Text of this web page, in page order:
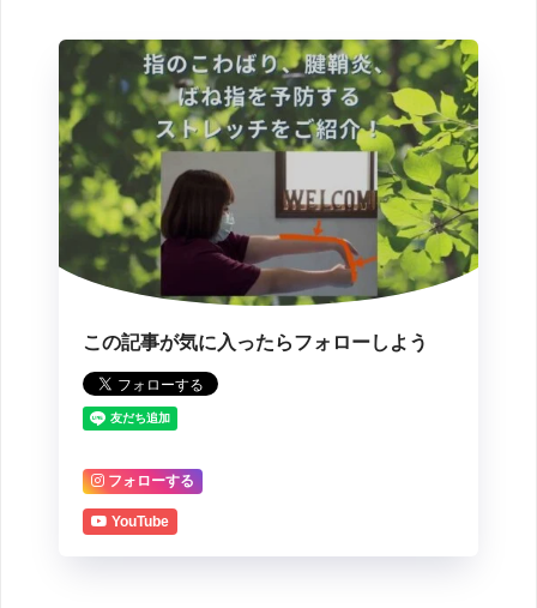
この記事が気に入ったらフォローしよう
フォローする
YouTube